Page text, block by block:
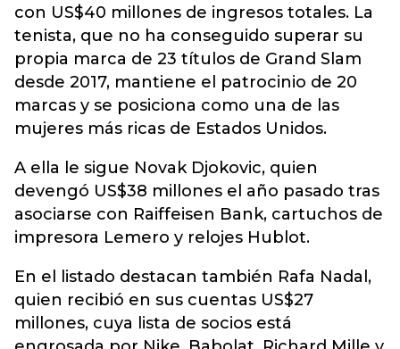
con US$40 millones de ingresos totales. La
tenista, que no ha conseguido superar su
propia marca de 23 títulos de Grand Slam
desde 2017, mantiene el patrocinio de 20
marcas y se posiciona como una de las
mujeres más ricas de Estados Unidos.
A ella le sigue Novak Djokovic, quien
devengó US$38 millones el año pasado tras
asociarse con Raiffeisen Bank, cartuchos de
impresora Lemero y relojes Hublot.
En el listado destacan también Rafa Nadal,
quien recibió en sus cuentas US$27
millones, cuya lista de socios está